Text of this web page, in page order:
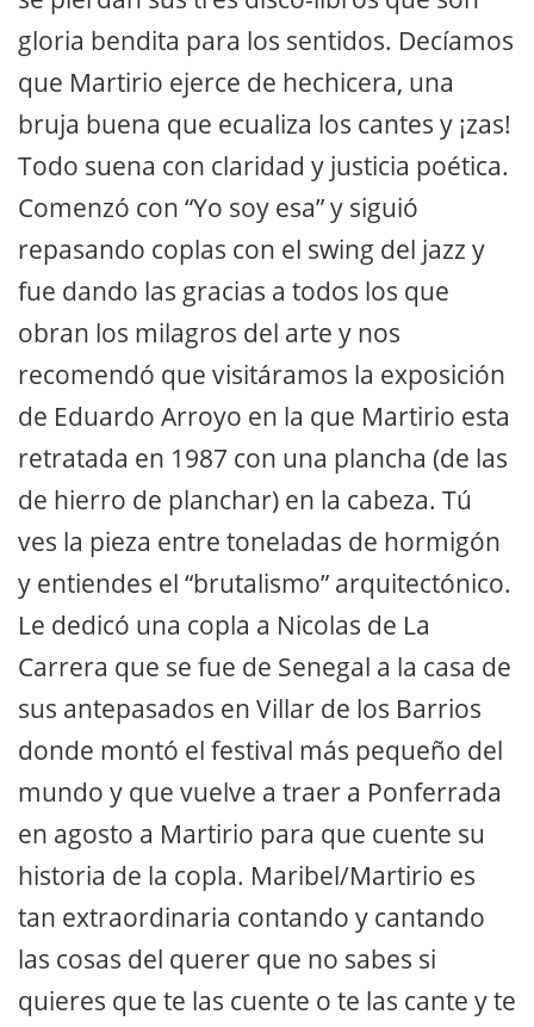
gloria bendita para los sentidos. Decíamos
que Martirio ejerce de hechicera, una
bruja buena que ecualiza los cantes y ¡zas!
Todo suena con claridad y justicia poética.
Comenzó con “Yo soy esa” y siguió
repasando coplas con el swing del jazz y
fue dando las gracias a todos los que
obran los milagros del arte y nos
recomendó que visitáramos la exposición
de Eduardo Arroyo en la que Martirio esta
retratada en 1987 con una plancha (de las
de hierro de planchar) en la cabeza. Tú
ves la pieza entre toneladas de hormigón
y entiendes el “brutalismo” arquitectónico.
Le dedicó una copla a Nicolas de La
Carrera que se fue de Senegal a la casa de
sus antepasados en Villar de los Barrios
donde montó el festival más pequeño del
mundo y que vuelve a traer a Ponferrada
en agosto a Martirio para que cuente su
historia de la copla. Maribel/Martirio es
tan extraordinaria contando y cantando
las cosas del querer que no sabes si
quieres que te las cuente o te las cante y te